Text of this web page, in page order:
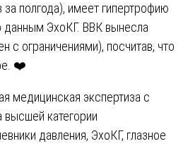
полгода), имеет гипертрофию
данным ЭхоКГ. ВВК вынесла
с ограничениями), посчитав, что
❤️
медицинская экспертиза с
высшей категории
давления, ЭхоКГ, глазное